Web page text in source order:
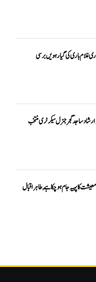
غلام باری کی گیارہویں برسی
ساجد گجر جنرل سیکرٹری منتخب
کا پہیہ جام ہو چکا ہے, طاہر اقبال